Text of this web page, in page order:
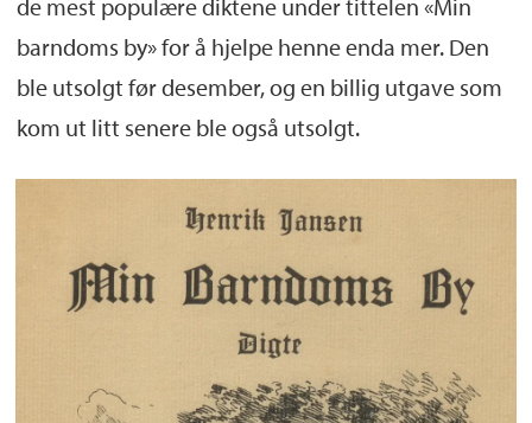
de mest populære diktene under tittelen «Min
barndoms by» for å hjelpe henne enda mer. Den
ble utsolgt før desember, og en billig utgave som
kom ut litt senere ble også utsolgt.